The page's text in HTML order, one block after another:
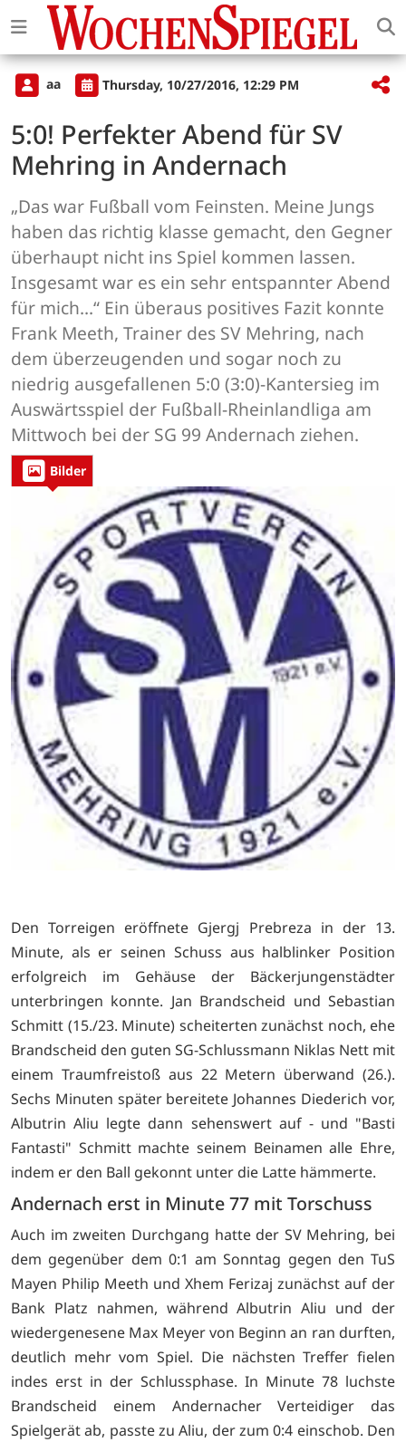
aa Thursday, 10/27/2016, 12:29 PM
5:0! Perfekter Abend für SV
Mehring in Andernach
„Das war Fußball vom Feinsten. Meine Jungs
haben das richtig klasse gemacht, den Gegner
überhaupt nicht ins Spiel kommen lassen.
Insgesamt war es ein sehr entspannter Abend
für mich...“ Ein überaus positives Fazit konnte
Frank Meeth, Trainer des SV Mehring, nach
dem überzeugenden und sogar noch zu
niedrig ausgefallenen 5:0 (3:0)-Kantersieg im
Auswärtsspiel der Fußball-Rheinlandliga am
Mittwoch bei der SG 99 Andernach ziehen.
Bilder
Den Torreigen eröffnete Gjergj Prebreza in der 13.
Minute, als er seinen Schuss aus halblinker Position
erfolgreich im Gehäuse der Bäckerjungenstädter
unterbringen konnte. Jan Brandscheid und Sebastian
Schmitt (15./23. Minute) scheiterten zunächst noch, ehe
Brandscheid den guten SG-Schlussmann Niklas Nett mit
einem Traumfreistoß aus 22 Metern überwand (26.).
Sechs Minuten später bereitete Johannes Diederich vor,
Albutrin Aliu legte dann sehenswert auf - und "Basti
Fantasti" Schmitt machte seinem Beinamen alle Ehre,
indem er den Ball gekonnt unter die Latte hämmerte.
Andernach erst in Minute 77 mit Torschuss
Auch im zweiten Durchgang hatte der SV Mehring, bei
dem gegenüber dem 0:1 am Sonntag gegen den TuS
Mayen Philip Meeth und Xhem Ferizaj zunächst auf der
Bank Platz nahmen, während Albutrin Aliu und der
wiedergenesene Max Meyer von Beginn an ran durften,
deutlich mehr vom Spiel. Die nächsten Treffer fielen
indes erst in der Schlussphase. In Minute 78 luchste
Brandscheid einem Andernacher Verteidiger das
Spielgerät ab, passte zu Aliu, der zum 0:4 einschob. Den